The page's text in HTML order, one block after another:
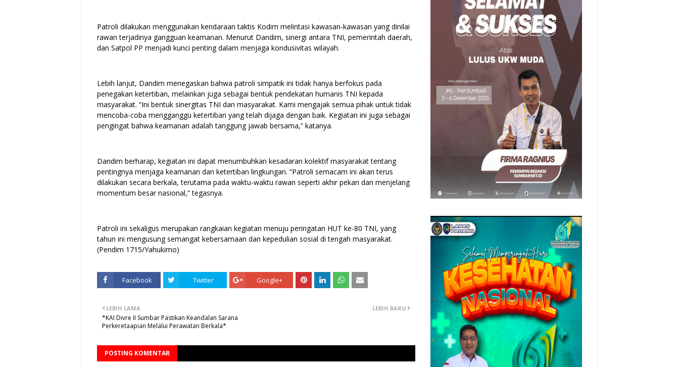
Patroli dilakukan menggunakan kendaraan taktis Kodim melintasi kawasan-kawasan yang dinilai
rawan terjadinya gangguan keamanan. Menurut Dandim, sinergi antara TNI, pemerintah daerah,
dan Satpol PP menjadi kunci penting dalam menjaga kondusivitas wilayah.
Lebih lanjut, Dandim menegaskan bahwa patroli simpatik ini tidak hanya berfokus pada
penegakan ketertiban, melainkan juga sebagai bentuk pendekatan humanis TNI kepada
masyarakat. “Ini bentuk sinergitas TNI dan masyarakat. Kami mengajak semua pihak untuk tidak
mencoba-coba mengganggu ketertiban yang telah dijaga dengan baik. Kegiatan ini juga sebagai
pengingat bahwa keamanan adalah tanggung jawab bersama,” katanya.
Dandim berharap, kegiatan ini dapat menumbuhkan kesadaran kolektif masyarakat tentang
pentingnya menjaga keamanan dan ketertiban lingkungan. “Patroli semacam ini akan terus
dilakukan secara berkala, terutama pada waktu-waktu rawan seperti akhir pekan dan menjelang
momentum besar nasional,” tegasnya.
Patroli ini sekaligus merupakan rangkaian kegiatan menuju peringatan HUT ke-80 TNI, yang
tahun ini mengusung semangat kebersamaan dan kepedulian sosial di tengah masyarakat.
(Pendim 1715/Yahukimo)
Facebook Twitter Google+
LEBIH BARU
LEBIH LAMA
*KAI Divre II Sumbar Pastikan Keandalan Sarana
Perkeretaapian Melalui Perawatan Berkala*
POSTING KOMENTAR